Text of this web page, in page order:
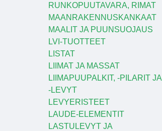
RUNKOPUUTAVARA, RIMAT
MAANRAKENNUSKANKAAT
MAALIT JA PUUNSUOJAUS
LVI-TUOTTEET
LISTAT
LIIMAT JA MASSAT
LIIMAPUUPALKIT, -PILARIT JA
-LEVYT
LEVYERISTEET
LAUDE-ELEMENTIT
LASTULEVYT JA